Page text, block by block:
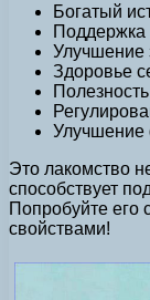
Богатый
Улучшение
Здоровье
Улучшение
Это лакомство
способствует
Попробуйте его
свойствами!